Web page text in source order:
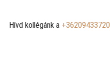
Hívd kollégánk a +36209433720